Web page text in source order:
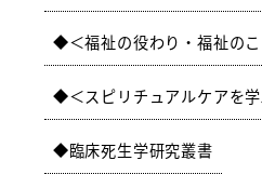
＜福祉の役わり・福祉の
＜スピリチュアルケアを
臨床死生学研究叢書